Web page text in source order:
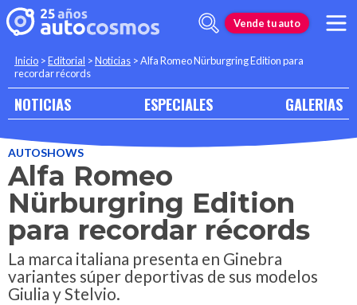
Vende tu auto
Inicio >Editorial >Noticias >Alfa Romeo Nürburgring Edition para
recordar récords
NOTICIAS ESPECIALES GALERIAS
AUTOSHOWS
Alfa Romeo
Nürburgring Edition
para recordar récords
La marca italiana presenta en Ginebra
variantes súper deportivas de sus modelos
Giulia y Stelvio.